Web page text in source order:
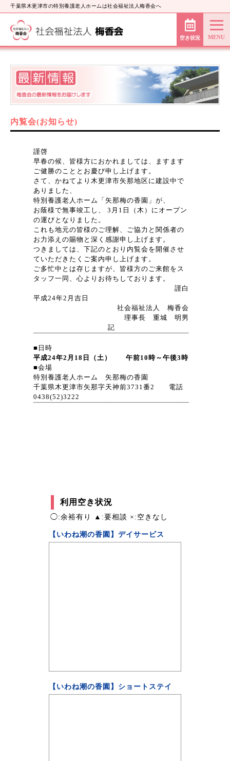
千葉県木更津市の特別養護老人ホームは社会福祉法人梅香会へ
空き状況
利用空き状況
◯:余裕有り ▲:要相談 ×:空きなし
【いわね潮の香園】デイサービス
【いわね潮の香園】ショートステイ
内覧会(お知らせ)
謹啓
早春の候、皆様方におかれましては、ますます
ご健勝のこととお慶び申し上げます。
さて、かねてより木更津市矢那地区に建設中で
ありました、
特別養護老人ホーム「矢那梅の香園」が、
お蔭様で無事竣工し、 3月1日（木）にオープン
の運びとなりました。
これも地元の皆様のご理解、ご協力と関係者の
お力添えの賜物と深く感謝申し上げます。
つきましては、下記のとおり内覧会を開催させ
ていただきたくご案内申し上げます。
ご多忙中とは存じますが、皆様方のご来館をス
タッフ一同、心よりお待ちしております。
謹白
平成24年2月吉日
社会福祉法人 梅香会
理事長 重城 明男
記
■日時
平成24年2月18日（土） 午前10時～午後3時
■会場
特別養護老人ホーム 矢那梅の香園
千葉県木更津市矢那字天神前3731番2 電話
0438(52)3222